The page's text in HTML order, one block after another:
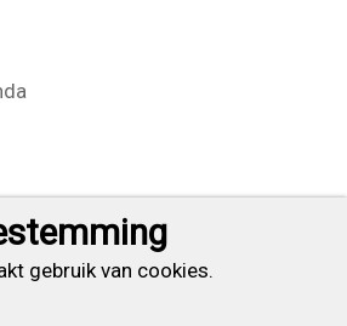
gebruik van cookies.